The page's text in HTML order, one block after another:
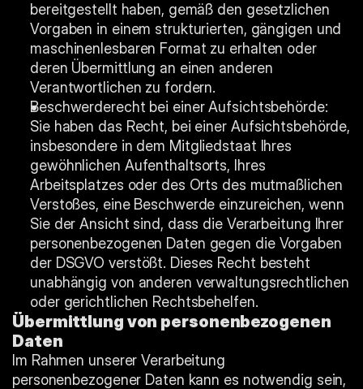
bereitgestellt haben, gemäß den gesetzlichen
Vorgaben in einem strukturierten, gängigen und
maschinenlesbaren Format zu erhalten oder
deren Übermittlung an einen anderen
Verantwortlichen zu fordern.
Beschwerderecht bei einer Aufsichtsbehörde:
Sie haben das Recht, bei einer Aufsichtsbehörde,
insbesondere in dem Mitgliedstaat Ihres
gewöhnlichen Aufenthaltsorts, Ihres
Arbeitsplatzes oder des Orts des mutmaßlichen
Verstoßes, eine Beschwerde einzureichen, wenn
Sie der Ansicht sind, dass die Verarbeitung Ihrer
personenbezogenen Daten gegen die Vorgaben
der DSGVO verstößt. Dieses Recht besteht
unabhängig von anderen verwaltungsrechtlichen
oder gerichtlichen Rechtsbehelfen.
Übermittlung von personenbezogenen
Daten
Im Rahmen unserer Verarbeitung
personenbezogener Daten kann es notwendig sein,